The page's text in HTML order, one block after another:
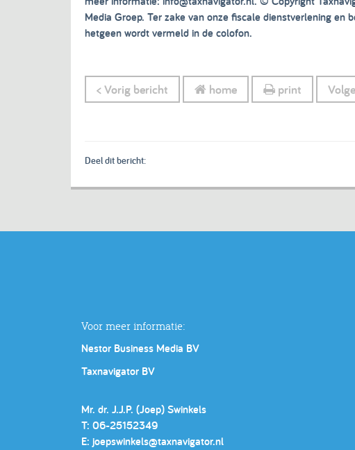
Media Groep. Ter zake van onze fiscale dienstverlening en
hetgeen wordt vermeld in de colofon.
< Vorig bericht home print
Deel dit bericht:
Voor meer informatie:
Nestor Business Media BV
Taxnavigator BV
Mr. dr. J.J.P. (Joep) Swinkels
T: 06-25152349
E: joepswinkels@taxnavigator.nl